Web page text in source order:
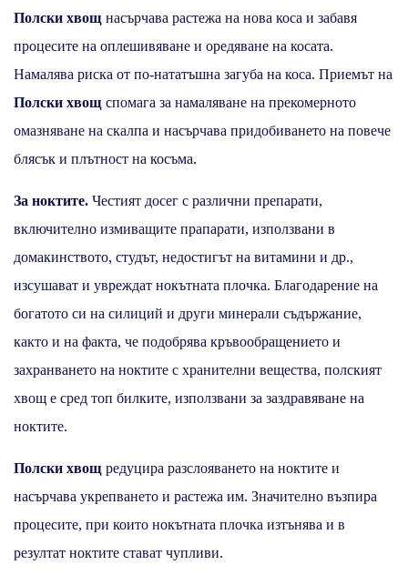
Полски хвощ насърчава растежа на нова коса и забавя
процесите на оплешивяване и оредяване на косата.
Намалява риска от по-нататъшна загуба на коса. Приемът на
Полски хвощ спомага за намаляване на прекомерното
омазняване на скалпа и насърчава придобиването на повече
блясък и плътност на косъма.
За ноктите. Честият досег с различни препарати,
включително измиващите прапарати, използвани в
домакинството, студът, недостигът на витамини и др.,
изсушават и увреждат нокътната плочка. Благодарение на
богатото си на силиций и други минерали съдържание,
както и на факта, че подобрява кръвообращението и
захранването на ноктите с хранителни вещества, полският
хвощ е сред топ билките, използвани за заздравяване на
ноктите.
Полски хвощ редуцира разслояването на ноктите и
насърчава укрепването и растежа им. Значително възпира
процесите, при които нокътната плочка изтънява и в
резултат ноктите стават чупливи.